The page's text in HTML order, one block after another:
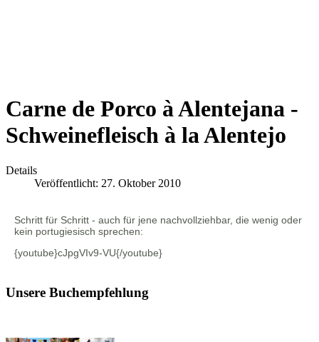
Carne de Porco à Alentejana -
Schweinefleisch à la Alentejo
Details
Veröffentlicht: 27. Oktober 2010
Schritt für Schritt - auch für jene nachvollziehbar, die wenig oder
kein portugiesisch sprechen:
{youtube}cJpgVIv9-VU{/youtube}
Unsere Buchempfehlung